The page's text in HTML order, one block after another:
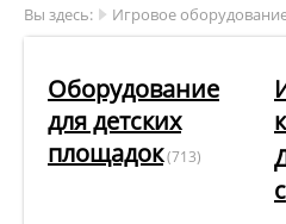
Вы здесь: Игровое
Оборудование
для детских
площадок(713)